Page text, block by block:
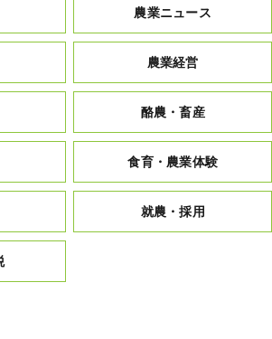
農業ニュース
農業経営
酪農・畜産
食育・農業体験
就農・採用